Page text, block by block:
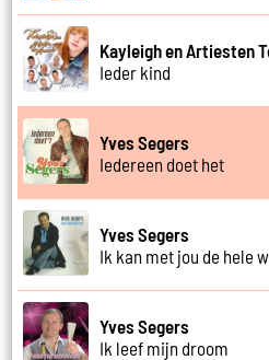
Kayleigh en Artiesten
Ieder kind
Yves Segers
Iedereen doet het
Yves Segers
Ik kan met jou de hele
Yves Segers
Ik leef mijn droom